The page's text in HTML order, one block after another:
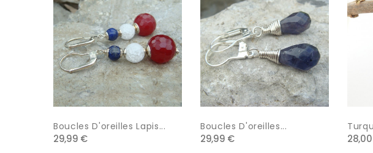
Boucles D'oreilles Lapis...
29,99 €
Boucles D'oreilles...
29,99 €